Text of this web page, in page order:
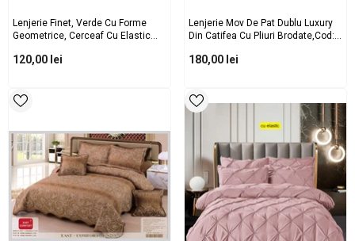
Lenjerie Finet, Verde Cu Forme
Geometrice, Cerceaf Cu Elastic
120,00 lei
Lenjerie Mov De Pat Dublu Luxury
Din Catifea Cu Pliuri Brodate,Cod:
180,00 lei